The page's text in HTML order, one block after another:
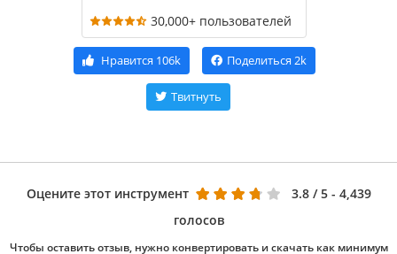
30,000+ пользователей
Нравится 106k Поделиться 2k
Твитнуть
Оцените этот инструмент 3.8 / 5 - 4,439
голосов
Чтобы оставить отзыв, нужно конвертировать и скачать как минимум